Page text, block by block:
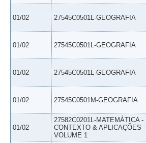
01/02 27545C0501L-GEOGRAFIA
01/02 27545C0501L-GEOGRAFIA
01/02 27545C0501L-GEOGRAFIA
01/02 27545C0501M-GEOGRAFIA
01/02
27582C0201L-MATEMÁTICA -
CONTEXTO & APLICAÇÕES -
VOLUME 1